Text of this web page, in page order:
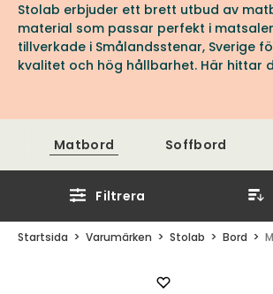
Stolab erbjuder ett brett utbud av
material som passar perfekt i
tillverkade i Smålandsstenar, Sverige
kvalitet och hög hållbarhet. Här hittar
utbud av färger, former och
favoriterna Carl, Miss Holly och Miss
favoriter från Stolab hos oss på
Matbord Soffbord
Filtrera
Startsida Varumärken Stolab Bord